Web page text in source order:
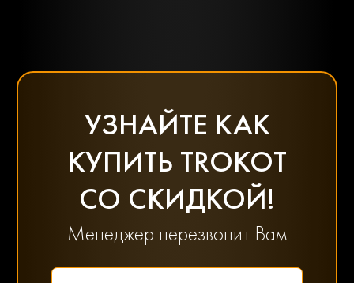
УЗНАЙТЕ КАК
КУПИТЬ TROKOT
СО СКИДКОЙ!
Менеджер перезвонит Вам